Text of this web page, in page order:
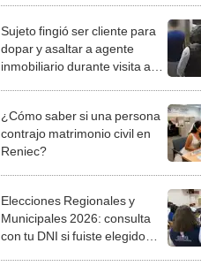
Sujeto fingió ser cliente para
dopar y asaltar a agente
inmobiliario durante visita a
¿Cómo saber si una persona
contrajo matrimonio civil en
Reniec?
Elecciones Regionales y
Municipales 2026: consulta
con tu DNI si fuiste elegido